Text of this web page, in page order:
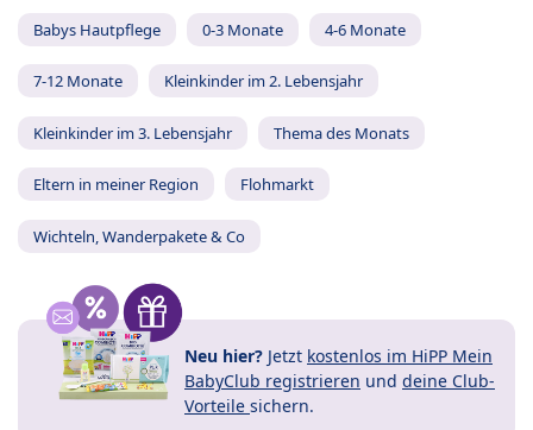
Babys Hautpflege 0-3 Monate 4-6 Monate
7-12 Monate Kleinkinder im 2. Lebensjahr
Kleinkinder im 3. Lebensjahr Thema des Monats
Eltern in meiner Region Flohmarkt
Wichteln, Wanderpakete & Co
Neu hier? Jetzt kostenlos im HiPP Mein
BabyClub registrieren und deine Club-
Vorteile sichern.